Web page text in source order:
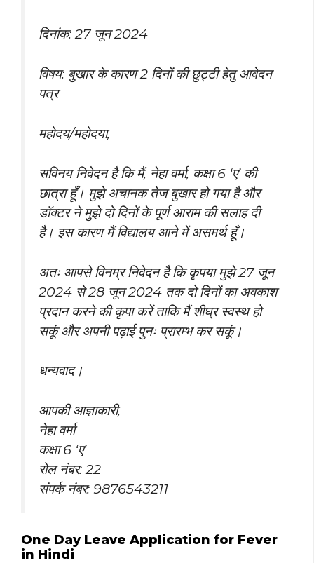
दिनांक: 27 जून 2024
विषय: बुखार के कारण 2 दिनों की छुट्टी हेतु आवेदन
पत्र
महोदय/महोदया,
सविनय निवेदन है कि मैं, नेहा वर्मा, कक्षा 6 ‘ए’ की
छात्रा हूँ। मुझे अचानक तेज बुखार हो गया है और
डॉक्टर ने मुझे दो दिनों के पूर्ण आराम की सलाह दी
है। इस कारण मैं विद्यालय आने में असमर्थ हूँ।
अतः आपसे विनम्र निवेदन है कि कृपया मुझे 27 जून
2024 से 28 जून 2024 तक दो दिनों का अवकाश
प्रदान करने की कृपा करें ताकि मैं शीघ्र स्वस्थ हो
सकूं और अपनी पढ़ाई पुनः प्रारम्भ कर सकूं।
धन्यवाद।
आपकी आज्ञाकारी,
नेहा वर्मा
कक्षा 6 ‘ए’
रोल नंबर: 22
संपर्क नंबर: 9876543211
One Day Leave Application for Fever
in Hindi